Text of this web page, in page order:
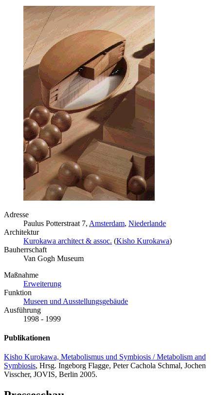
Adresse
Paulus Potterstraat 7, Amsterdam, Niederlande
Architektur
Kurokawa architect & assoc. (Kisho Kurokawa)
Bauherrschaft
Van Gogh Museum
Maßnahme
Erweiterung
Funktion
Museen und Ausstellungsgebäude
Ausführung
1998 - 1999
Publikationen
Kisho Kurokawa, Metabolismus und Symbiosis / Metabolism and
Symbiosis, Hrsg. Ingeborg Flagge, Peter Cachola Schmal, Jochen
Visscher, JOVIS, Berlin 2005.